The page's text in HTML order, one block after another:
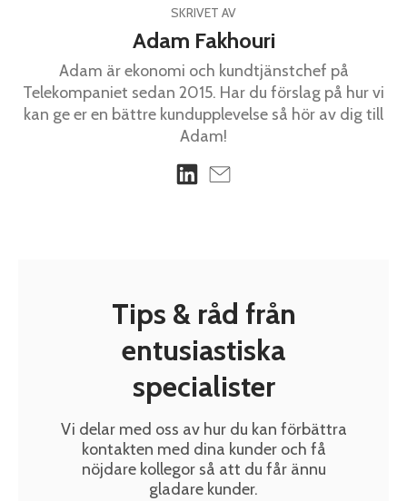
SKRIVET AV
Adam Fakhouri
Adam är ekonomi och kundtjänstchef på
Telekompaniet sedan 2015. Har du förslag på hur vi
kan ge er en bättre kundupplevelse så hör av dig till
Adam!
Tips & råd från
entusiastiska
specialister
Vi delar med oss av hur du kan förbättra
kontakten med dina kunder och få
nöjdare kollegor så att du får ännu
gladare kunder.